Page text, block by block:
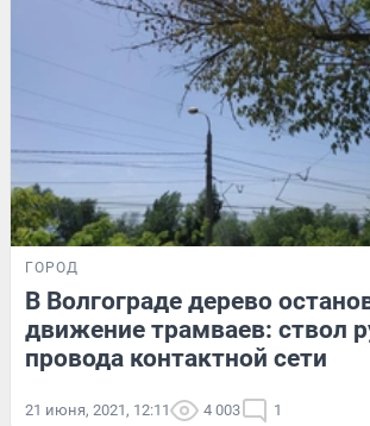
ГОРОД
В Волгограде дерево
движение трамваев: ствол
провода контактной сети
21 июня, 2021, 12:11 4 003 1